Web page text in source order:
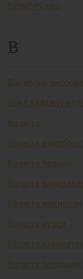
Бўлиб тўлаш
В
Вакиллик
Вақт тафовути
Валюта
Валюта
Валюта бозори
Валюта
Валюта инқирози
Валюта курси
Валюта
Валюта